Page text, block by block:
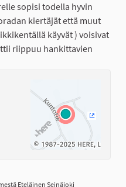
sopisi todella hyvin
kiertäjät että muut
käyvät ) voisivat
riippuu hankittavien
Seinäjoki
Eteläinen Seinäjoki